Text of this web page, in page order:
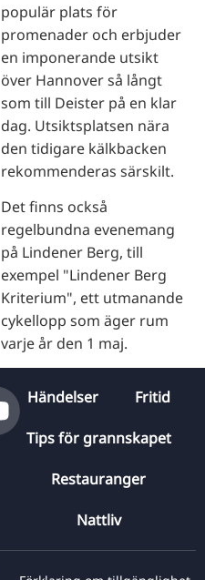
populär plats för
promenader och erbjuder
en imponerande utsikt
över Hannover så långt
som till Deister på en klar
dag. Utsiktsplatsen nära
den tidigare kälkbacken
rekommenderas särskilt.
Det finns också
regelbundna evenemang
på Lindener Berg, till
exempel "Lindener Berg
Kriterium", ett utmanande
cykellopp som äger rum
varje år den 1 maj.
Händelser Fritid
Tips för grannskapet
Restauranger
Nattliv